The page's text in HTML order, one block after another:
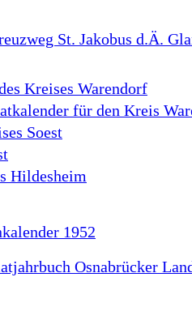
St. Jakobus d.Ä.
Kreises Warendorf
für den Kreis
Soest
Hildesheim
1952
Osnabrücker